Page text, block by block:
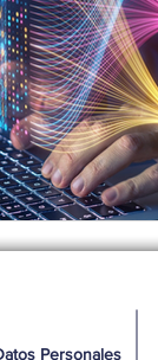
Personales